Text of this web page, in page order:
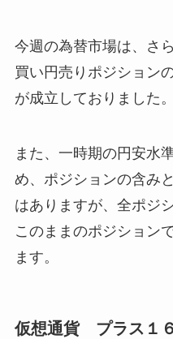
今週の為替市場は、さ
買い円売りポジション
が成立しておりました。
また、一時期の円安水
め、ポジションの含み
はありますが、全ポジ
このままのポジション
ます。
仮想通貨 プラス１